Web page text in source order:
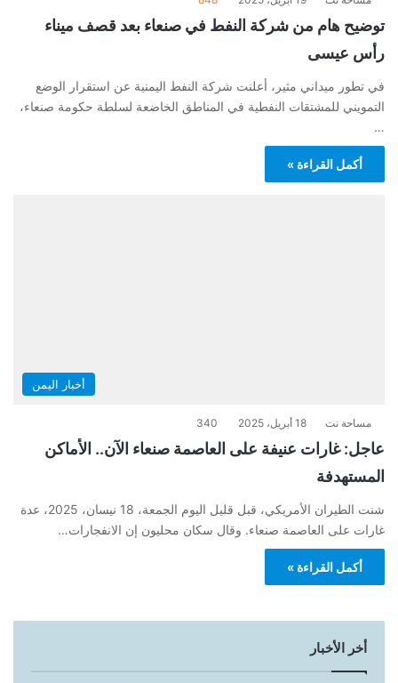
توضيح هام من شركة النفط في صنعاء بعد قصف ميناء
رأس عيسى
في تطور ميداني مثير، أعلنت شركة النفط اليمنية عن استقرار الوضع
التمويني للمشتقات النفطية في المناطق الخاضعة لسلطة حكومة صنعاء،
…
أكمل القراءة »
أخبار اليمن
مساحة نت 18 أبريل، 2025 340
عاجل: غارات عنيفة على العاصمة صنعاء الآن.. الأماكن
المستهدفة
شنت الطيران الأمريكي، قبل قليل اليوم الجمعة، 18 نيسان، 2025، عدة
غارات على العاصمة صنعاء. وقال سكان محليون إن الانفجارات…
أكمل القراءة »
أخر الأخبار